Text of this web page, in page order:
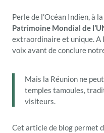
Perle de l’Océan Indien, à
Patrimoine Mondial de
extraordinaire et unique. A
voix avant de conclure
Mais la Réunion ne
temples tamoules,
visiteurs.
Cet article de blog permet